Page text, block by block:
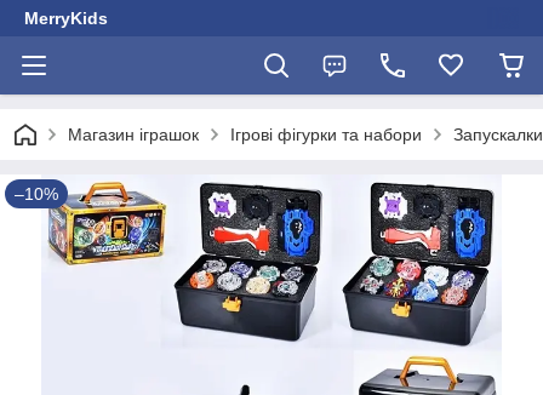
MerryKids
Магазин іграшок Ігрові фігурки та набори
–10%